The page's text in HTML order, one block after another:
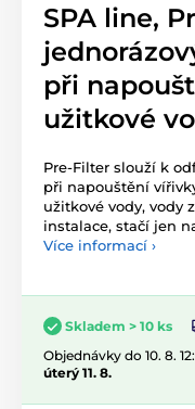
SPA line,
při
užitkové
Pre-Filter slouží k
při napouštění
užitkové vody, vody
instalace, stačí jen
Více informací ›
Skladem > 10 ks
Objednávky do 10. 8.
úterý 11. 8.